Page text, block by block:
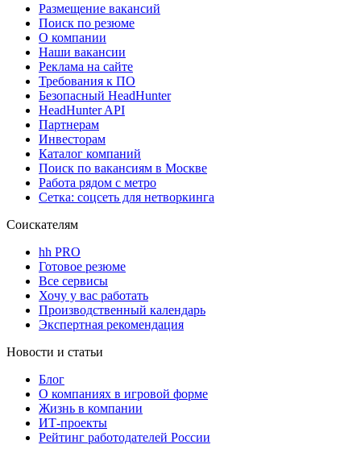
Размещение вакансий
Поиск по резюме
О компании
Наши вакансии
Реклама на сайте
Требования к ПО
Безопасный HeadHunter
HeadHunter API
Партнерам
Инвесторам
Каталог компаний
Поиск по вакансиям в Москве
Работа рядом с метро
Сетка: соцсеть для нетворкинга
Соискателям
hh PRO
Готовое резюме
Все сервисы
Хочу у вас работать
Производственный календарь
Экспертная рекомендация
Новости и статьи
Блог
О компаниях в игровой форме
Жизнь в компании
ИТ-проекты
Рейтинг работодателей России